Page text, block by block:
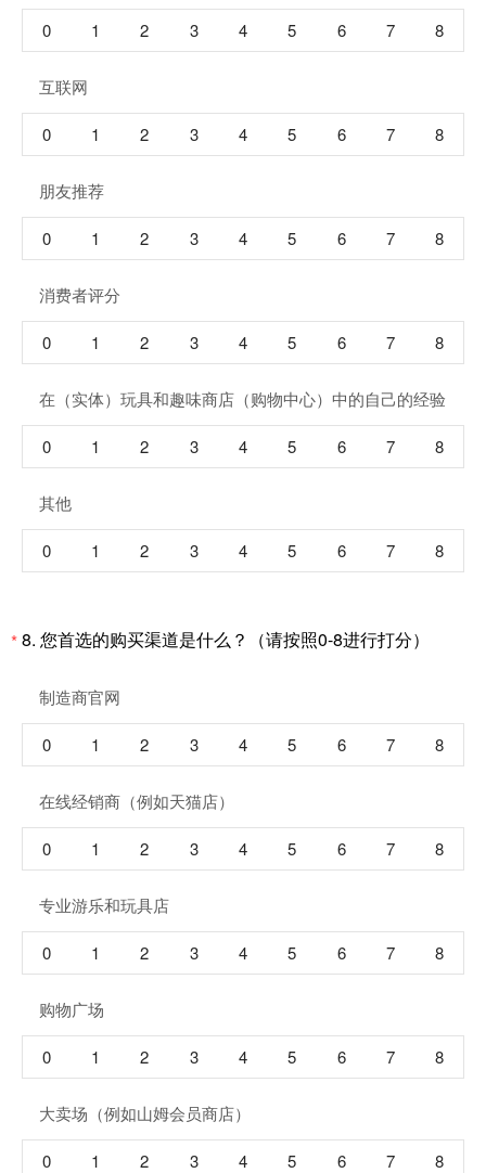
0 1 2 3 4 5 6 7 8
互联网
0 1 2 3 4 5 6 7 8
朋友推荐
0 1 2 3 4 5 6 7 8
消费者评分
0 1 2 3 4 5 6 7 8
在（实体）玩具和趣味商店（购物中心）中的自己的经验
0 1 2 3 4 5 6 7 8
其他
0 1 2 3 4 5 6 7 8
*8. 您首选的购买渠道是什么？（请按照0-8进行打分）
制造商官网
0 1 2 3 4 5 6 7 8
在线经销商（例如天猫店）
0 1 2 3 4 5 6 7 8
专业游乐和玩具店
0 1 2 3 4 5 6 7 8
购物广场
0 1 2 3 4 5 6 7 8
大卖场（例如山姆会员商店）
0 1 2 3 4 5 6 7 8